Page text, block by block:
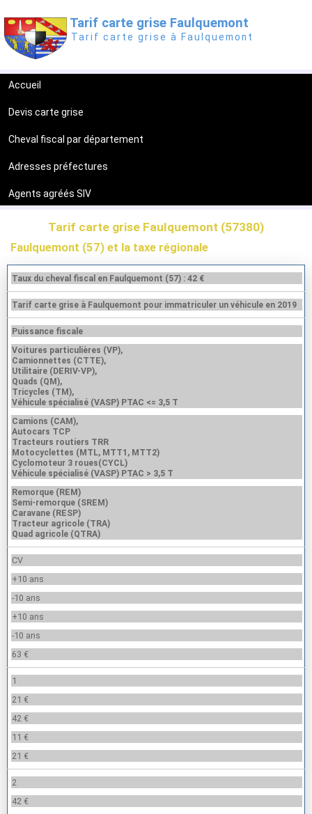
Tarif carte grise Faulquemont
Tarif carte grise à Faulquemont
Accueil
Devis carte grise
Cheval fiscal par département
Adresses préfectures
Agents agréés SIV
Tarif carte grise Faulquemont (57380)
Faulquemont (57) et la taxe régionale
Taux du cheval fiscal en Faulquemont (57) : 42 €
Tarif carte grise à Faulquemont pour immatriculer un véhicule en 2019
Puissance fiscale
Voitures particulières (VP),
Camionnettes (CTTE),
Utilitaire (DERIV-VP),
Quads (QM),
Tricycles (TM),
Véhicule spécialisé (VASP) PTAC <= 3,5 T
Camions (CAM),
Autocars TCP
Tracteurs routiers TRR
Motocyclettes (MTL, MTT1, MTT2)
Cyclomoteur 3 roues(CYCL)
Véhicule spécialisé (VASP) PTAC > 3,5 T
Remorque (REM)
Semi-remorque (SREM)
Caravane (RESP)
Tracteur agricole (TRA)
Quad agricole (QTRA)
CV
+10 ans
-10 ans
+10 ans
-10 ans
63 €
1
21 €
42 €
11 €
21 €
2
42 €